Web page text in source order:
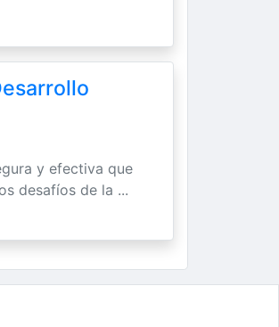
y efectiva que
desafíos de la ...